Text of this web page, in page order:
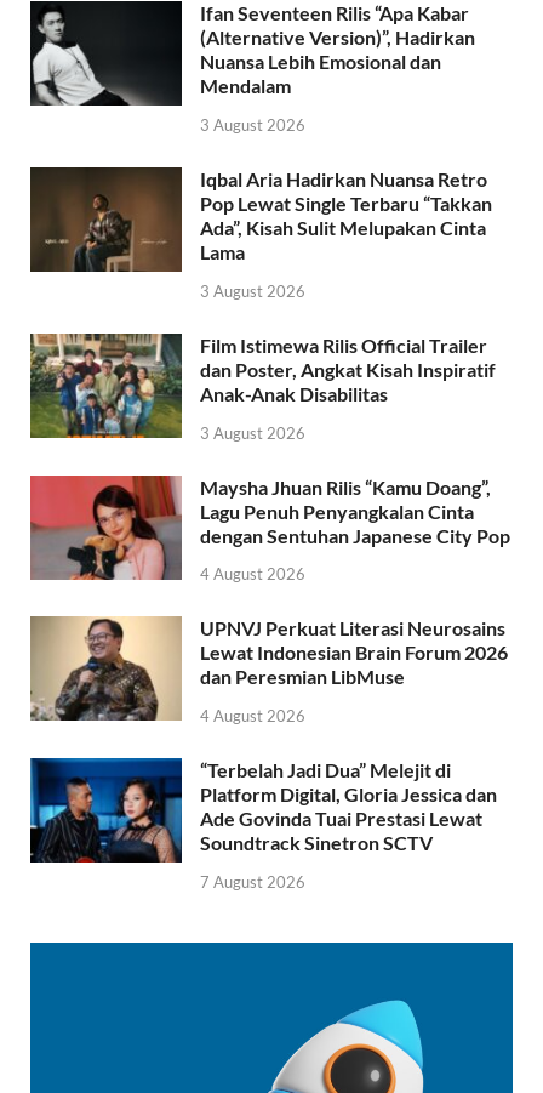
Ifan Seventeen Rilis “Apa Kabar
(Alternative Version)”, Hadirkan
Nuansa Lebih Emosional dan
Mendalam
3 August 2026
Iqbal Aria Hadirkan Nuansa Retro
Pop Lewat Single Terbaru “Takkan
Ada”, Kisah Sulit Melupakan Cinta
Lama
3 August 2026
Film Istimewa Rilis Official Trailer
dan Poster, Angkat Kisah Inspiratif
Anak-Anak Disabilitas
3 August 2026
Maysha Jhuan Rilis “Kamu Doang”,
Lagu Penuh Penyangkalan Cinta
dengan Sentuhan Japanese City Pop
4 August 2026
UPNVJ Perkuat Literasi Neurosains
Lewat Indonesian Brain Forum 2026
dan Peresmian LibMuse
4 August 2026
“Terbelah Jadi Dua” Melejit di
Platform Digital, Gloria Jessica dan
Ade Govinda Tuai Prestasi Lewat
Soundtrack Sinetron SCTV
7 August 2026